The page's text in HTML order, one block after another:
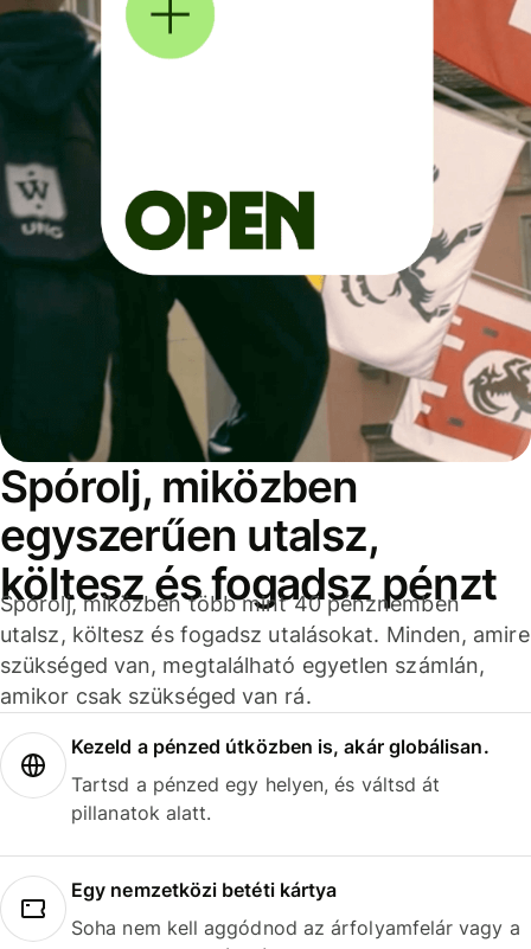
Spórolj, miközben
egyszerűen utalsz,
költesz és fogadsz pénzt
Spórolj, miközben több mint 40 pénznemben
utalsz, költesz és fogadsz utalásokat. Minden, amire
szükséged van, megtalálható egyetlen számlán,
amikor csak szükséged van rá.
Kezeld a pénzed útközben is, akár globálisan.
Tartsd a pénzed egy helyen, és váltsd át
pillanatok alatt.
Egy nemzetközi betéti kártya
Soha nem kell aggódnod az árfolyamfelár vagy a